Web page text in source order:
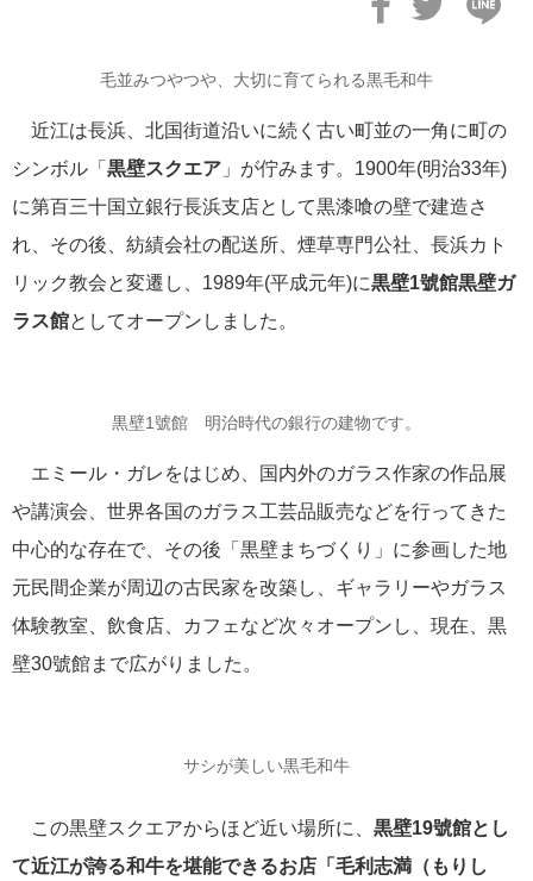
毛並みつやつや、大切に育てられる黒毛和牛
近江は長浜、北国街道沿いに続く古い町並の一角に町の
シンボル「 黒壁スクエア 」が佇みます。1900年(明治33年)
に第百三十国立銀行長浜支店として黒漆喰の壁で建造さ
れ、その後、紡績会社の配送所、煙草専門公社、長浜カト
リック教会と変遷し、1989年(平成元年)に黒壁1號館黒壁ガ
ラス館としてオープンしました。
黒壁1號館 明治時代の銀行の建物です。
エミール・ガレをはじめ、国内外のガラス作家の作品展
や講演会、世界各国のガラス工芸品販売などを行ってきた
中心的な存在で、その後「黒壁まちづくり」に参画した地
元民間企業が周辺の古民家を改築し、ギャラリーやガラス
体験教室、飲食店、カフェなど次々オープンし、現在、黒
壁30號館まで広がりました。
サシが美しい黒毛和牛
この黒壁スクエアからほど近い場所に、 黒壁19號館とし
て近江が誇る和牛を堪能できるお店「毛利志満（もりし
郵船トラベル シンガポール
三菱グループポータルサイト